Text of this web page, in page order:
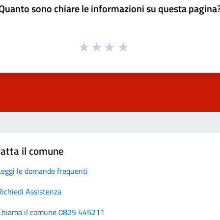
sono chiare le informazioni su questa
il comune
le domande frequenti
Assistenza
il comune 0825 445211